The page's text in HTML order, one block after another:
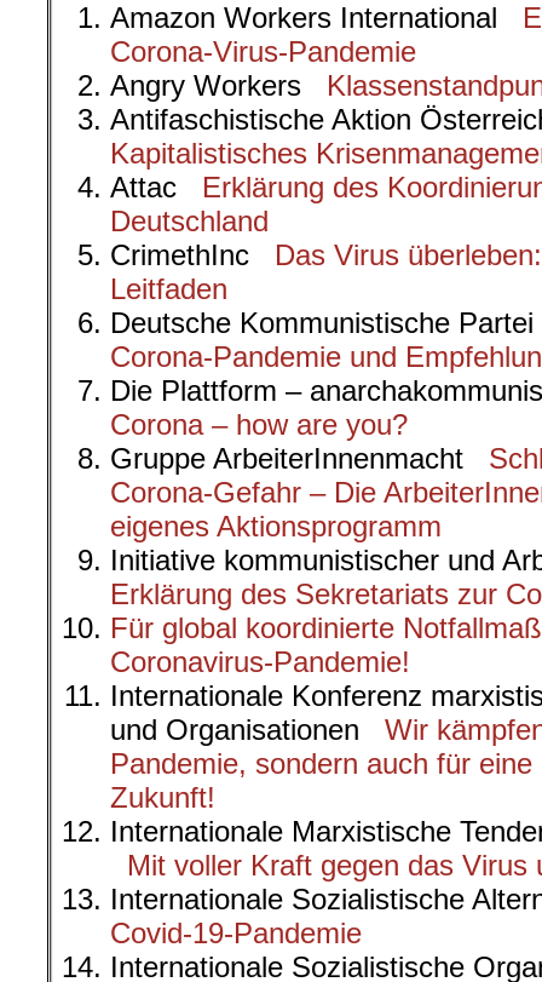
Amazon Workers International
Corona-Virus-Pandemie
Angry Workers
Antifaschistische Aktion
Kapitalistisches
Attac Erklärung des
Deutschland
CrimethInc Das Virus
Leitfaden
Deutsche Kommunistische
Corona-Pandemie und
Die Plattform –
Corona – how are you?
Gruppe ArbeiterInnenmacht
Corona-Gefahr – Die
eigenes Aktionsprogramm
Initiative kommunistischer und
Erklärung des Sekretariats zur
Für global koordinierte
Coronavirus-Pandemie!
Internationale Konferenz
und Organisationen Wir
Pandemie, sondern auch für
Zukunft!
Internationale Marxistische
Mit voller Kraft gegen das
Internationale Sozialistische
Covid-19-Pandemie
Internationale Sozialistische